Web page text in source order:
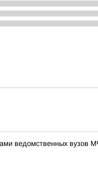
ведомственных вузов